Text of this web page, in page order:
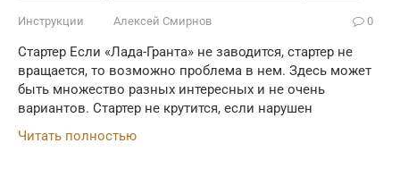
Инструкции Алексей Смирнов 0
Стартер Если «Лада-Гранта» не заводится, стартер не
вращается, то возможно проблема в нем. Здесь может
быть множество разных интересных и не очень
вариантов. Стартер не крутится, если нарушен
Читать полностью